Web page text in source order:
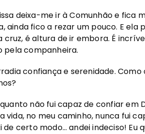
deixa-me ir à Comunhão e fica
ainda fico a rezar um pouco. E ela
cruz, é altura de ir embora. É
pela companheira.
confiança e serenidade.
não fui capaz de confiar em
vida, no meu caminho, nunca fui
certo modo… andei indeciso! Eu